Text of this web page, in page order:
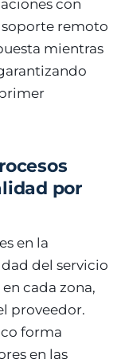
con
remoto
mientras
por
en la
del servicio
cada zona,
proveedor.
forma
en las